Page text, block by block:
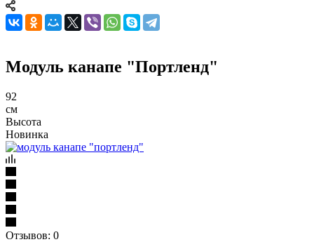
Модуль канапе "Портленд"
92
см
Высота
Новинка
Отзывов: 0